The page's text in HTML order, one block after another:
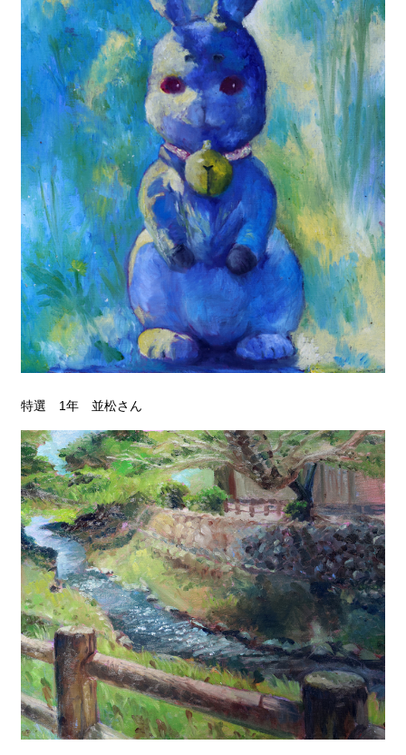
特選 1年 並松さん